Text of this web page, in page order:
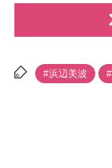
#浜辺美波